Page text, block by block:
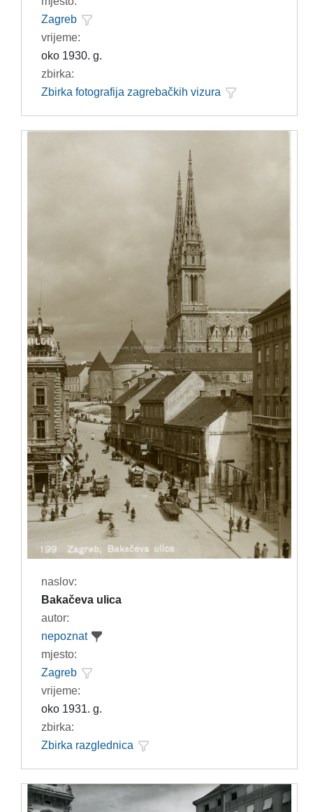
Zagreb
vrijeme:
oko 1930. g.
zbirka:
Zbirka fotografija zagrebačkih vizura
naslov:
Bakačeva ulica
autor:
nepoznat
mjesto:
Zagreb
vrijeme:
oko 1931. g.
zbirka:
Zbirka razglednica